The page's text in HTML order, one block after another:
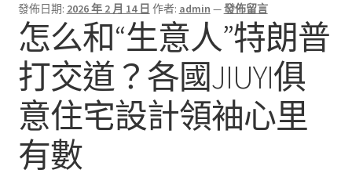
發佈日期: 2026 年 2 月 14 日 作者: admin —發佈留言
怎么和“生意人”特朗普
打交道？各國JIUYI俱
意住宅設計領袖心里
有數